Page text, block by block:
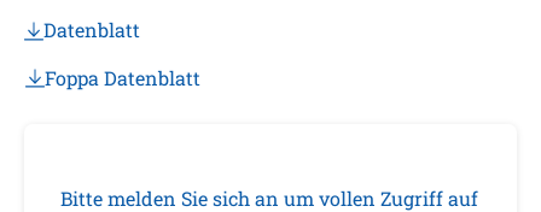
Datenblatt
Foppa Datenblatt
Bitte melden Sie sich an um vollen Zugriff auf